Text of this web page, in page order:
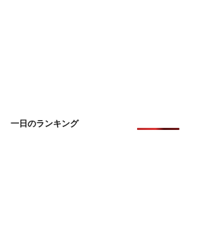
一日のランキング